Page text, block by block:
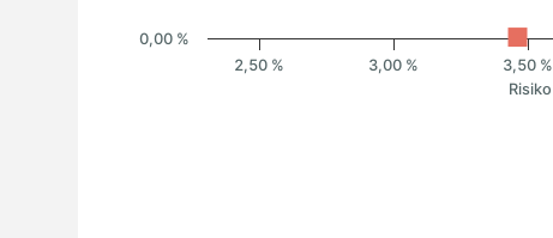
Risiko
2,50 % 3,00 % 3,50 %
0,00 %